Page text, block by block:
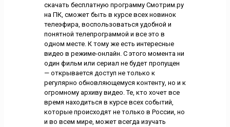
скачать бесплатную программу Смотрим.ру
на ПК, сможет быть в курсе всех новинок
телеэфира, воспользоваться удобной и
понятной телепрограммой и все это в
одном месте. К тому же есть интересные
видео в режиме-онлайн. С этого момента ни
один фильм или сериал не будет пропущен
— открывается доступ не только к
регулярно обновляющемуся контенту, но и к
огромному архиву видео. Те, кто хочет все
время находиться в курсе всех событий,
которые происходят не только в России, но
и во всем мире, может всегда изучать